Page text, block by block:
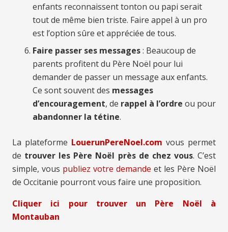
enfants reconnaissent tonton ou papi serait
tout de même bien triste. Faire appel à un pro
est l’option sûre et appréciée de tous.
Faire passer ses messages: Beaucoup de
parents profitent du Père Noël pour lui
demander de passer un message aux enfants.
Ce sont souvent des messages
d’encouragement, de rappel à l’ordre ou pour
abandonner la tétine.
La plateforme LouerunPereNoel.com vous permet
de trouver les Père Noël près de chez vous. C’est
simple, vous publiez votre demande et les Père Noël
de Occitanie pourront vous faire une proposition.
Cliquer ici pour trouver un Père Noël à
Montauban